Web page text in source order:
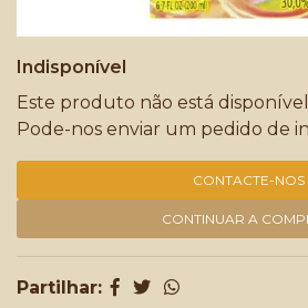
Indisponível
Este produto não está
Pode-nos enviar um pedido de
CONTACTE-NOS
CONTINUAR A
Partilhar: